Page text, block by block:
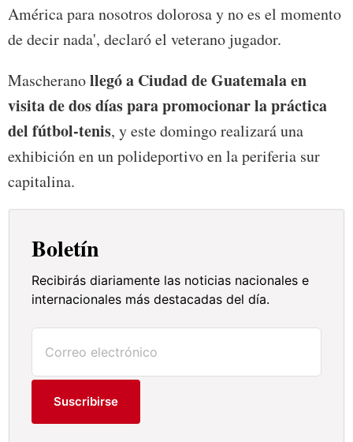
América para nosotros dolorosa y no es el momento
de decir nada', declaró el veterano jugador.
Mascheranollegó a Ciudad de Guatemala en
visita de dos días para promocionar la práctica
del fútbol-tenis, y este domingo realizará una
exhibición en un polideportivo en la periferia sur
capitalina.
Boletín
Recibirás diariamente las noticias nacionales e
internacionales más destacadas del día.
Suscribirse